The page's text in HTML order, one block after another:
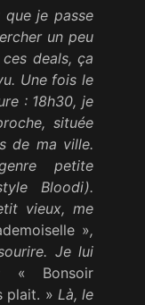
que je passe
un peu
deals, ça
Une fois le
: 18h30, je
située
de ma ville.
petite
Bloodi).
vieux, me
»,
Je lui
: « Bonsoir
plait. » Là, le